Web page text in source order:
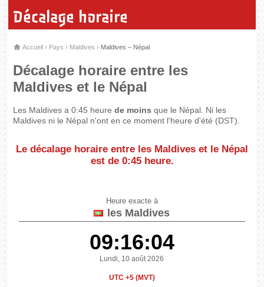
Décalage horaire
Accueil › Pays › Maldives › Maldives – Népal
Décalage horaire entre les
Maldives et le Népal
Les Maldives a 0:45 heurede moins que le Népal. Ni les
Maldives ni le Népal n'ont en ce moment l'heure d'été (DST).
Le décalage horaire entre les Maldives et le Népal
est de 0:45 heure.
Heure exacte à
les Maldives
09:16:04
Lundi, 10 août 2026
UTC +5 (MVT)